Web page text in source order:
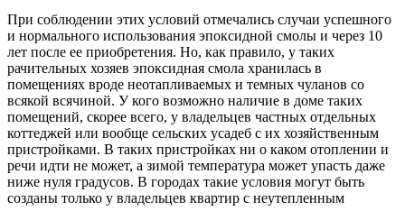
При соблюдении этих условий отмечались случаи успешного
и нормального использования эпоксидной смолы и через 10
лет после ее приобретения. Но, как правило, у таких
рачительных хозяев эпоксидная смола хранилась в
помещениях вроде неотапливаемых и темных чуланов со
всякой всячиной. У кого возможно наличие в доме таких
помещений, скорее всего, у владельцев частных отдельных
коттеджей или вообще сельских усадеб с их хозяйственным
пристройками. В таких пристройках ни о каком отоплении и
речи идти не может, а зимой температура может упасть даже
ниже нуля градусов. В городах такие условия могут быть
созданы только у владельцев квартир с неутепленным